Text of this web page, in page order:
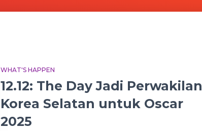
WHAT'S HAPPEN
12.12: The Day Jadi Perwakilan
Korea Selatan untuk Oscar
2025